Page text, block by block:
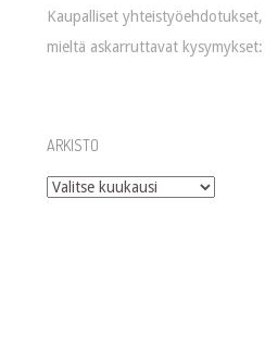
Kaupalliset
mieltä askarruttavat
ARKISTO
Arkisto